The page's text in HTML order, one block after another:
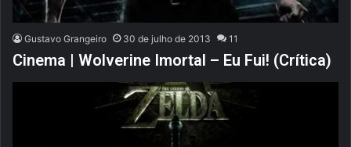
Gustavo Grangeiro 30 de julho de 2013 11
Cinema | Wolverine Imortal – Eu Fui! (Crítica)